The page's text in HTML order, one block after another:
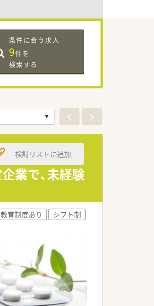
条件に合う求人
9件を
検索する
業で、未経験
検討リストに追加
教育制度あり
シフト制